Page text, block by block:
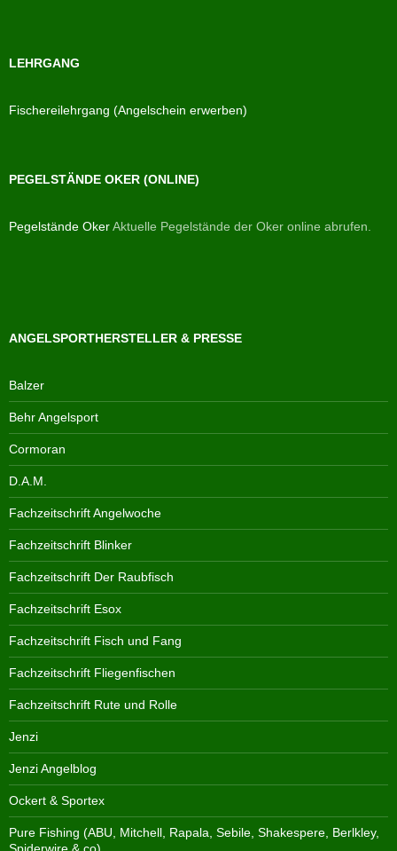
LEHRGANG
Fischereilehrgang (Angelschein erwerben)
PEGELSTÄNDE OKER (ONLINE)
Pegelstände OkerAktuelle Pegelstände der Oker online abrufen.
ANGELSPORTHERSTELLER & PRESSE
Balzer
Behr Angelsport
Cormoran
D.A.M.
Fachzeitschrift Angelwoche
Fachzeitschrift Blinker
Fachzeitschrift Der Raubfisch
Fachzeitschrift Esox
Fachzeitschrift Fisch und Fang
Fachzeitschrift Fliegenfischen
Fachzeitschrift Rute und Rolle
Jenzi
Jenzi Angelblog
Ockert & Sportex
Pure Fishing (ABU, Mitchell, Rapala, Sebile, Shakespere, Berlkley,